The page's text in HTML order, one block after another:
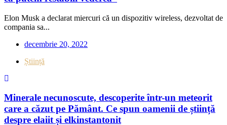
Elon Musk a declarat miercuri că un dispozitiv wireless, dezvoltat de
compania sa...
decembrie 20, 2022
Știință
Minerale necunoscute, descoperite într-un meteorit
care a căzut pe Pământ. Ce spun oamenii de știință
despre elaiit și elkinstantonit